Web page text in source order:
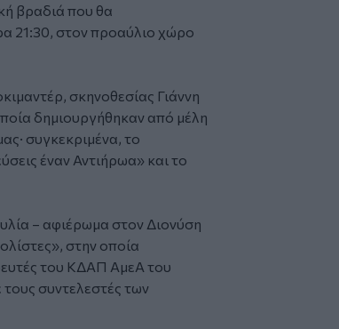
βραδιά που θα
21:30, στον προαύλιο χώρο
σκηνοθεσίας Γιάννη
δημιουργήθηκαν από μέλη
συγκεκριμένα, το
έναν Αντιήρωα» και το
– αφιέρωμα στον Διονύση
στην οποία
του ΚΔΑΠ ΑμεΑ του
συντελεστές των